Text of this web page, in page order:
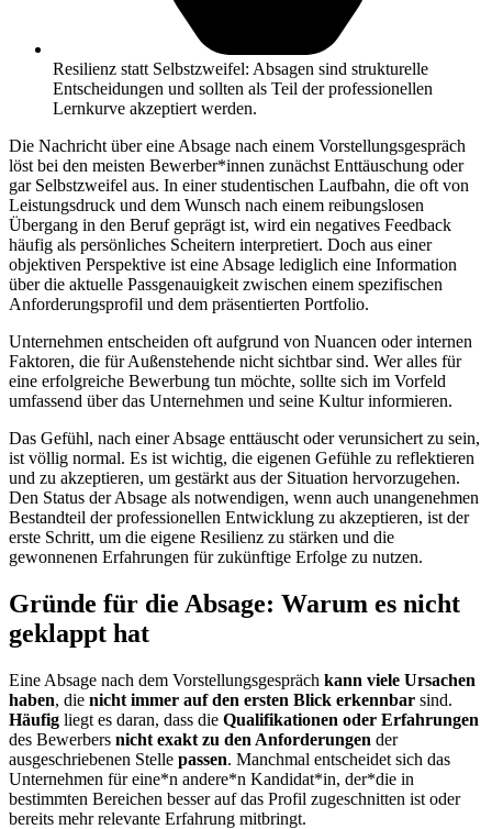
Resilienz statt Selbstzweifel: Absagen sind strukturelle
Entscheidungen und sollten als Teil der professionellen
Lernkurve akzeptiert werden.
Die Nachricht über eine Absage nach einem Vorstellungsgespräch
löst bei den meisten Bewerber*innen zunächst Enttäuschung oder
gar Selbstzweifel aus. In einer studentischen Laufbahn, die oft von
Leistungsdruck und dem Wunsch nach einem reibungslosen
Übergang in den Beruf geprägt ist, wird ein negatives Feedback
häufig als persönliches Scheitern interpretiert. Doch aus einer
objektiven Perspektive ist eine Absage lediglich eine Information
über die aktuelle Passgenauigkeit zwischen einem spezifischen
Anforderungsprofil und dem präsentierten Portfolio.
Unternehmen entscheiden oft aufgrund von Nuancen oder internen
Faktoren, die für Außenstehende nicht sichtbar sind. Wer alles für
eine erfolgreiche Bewerbung tun möchte, sollte sich im Vorfeld
umfassend über das Unternehmen und seine Kultur informieren.
Das Gefühl, nach einer Absage enttäuscht oder verunsichert zu sein,
ist völlig normal. Es ist wichtig, die eigenen Gefühle zu reflektieren
und zu akzeptieren, um gestärkt aus der Situation hervorzugehen.
Den Status der Absage als notwendigen, wenn auch unangenehmen
Bestandteil der professionellen Entwicklung zu akzeptieren, ist der
erste Schritt, um die eigene Resilienz zu stärken und die
gewonnenen Erfahrungen für zukünftige Erfolge zu nutzen.
Gründe für die Absage: Warum es nicht
geklappt hat
Eine Absage nach dem Vorstellungsgespräch kann viele Ursachen
haben, die nicht immer auf den ersten Blick erkennbar sind.
Häufig liegt es daran, dass die Qualifikationen oder Erfahrungen
des Bewerbers nicht exakt zu den Anforderungen der
ausgeschriebenen Stelle passen. Manchmal entscheidet sich das
Unternehmen für eine*n andere*n Kandidat*in, der*die in
bestimmten Bereichen besser auf das Profil zugeschnitten ist oder
bereits mehr relevante Erfahrung mitbringt.